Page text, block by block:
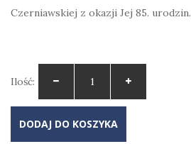
Czerniawskiej z okazji Jej 85. urodzin.
Ilość:
DODAJ DO KOSZYKA